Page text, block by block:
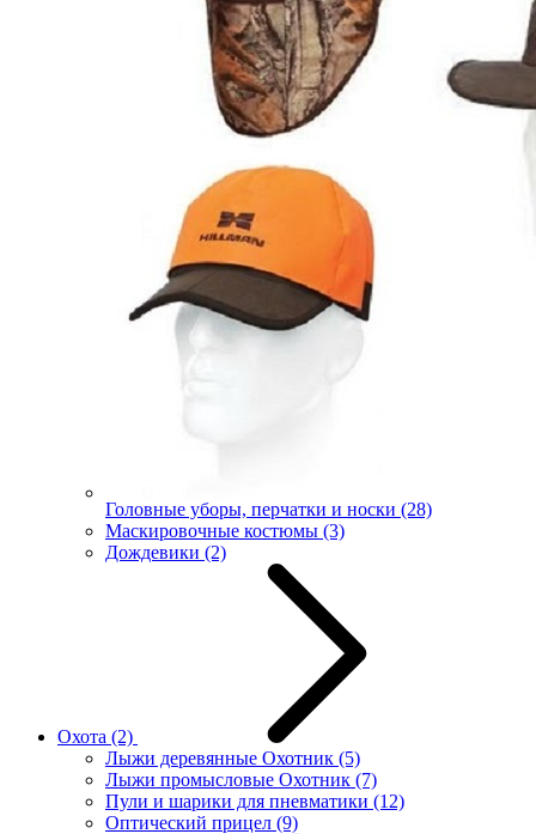
Головные уборы, перчатки и носки (28)
Маскировочные костюмы (3)
Дождевики (2)
Охота (2)
Лыжи деревянные Охотник (5)
Лыжи промысловые Охотник (7)
Пули и шарики для пневматики (12)
Оптический прицел (9)